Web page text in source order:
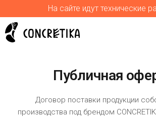
На сайте идут технические
Публичная
Договор поставки продукции
производства под брендом